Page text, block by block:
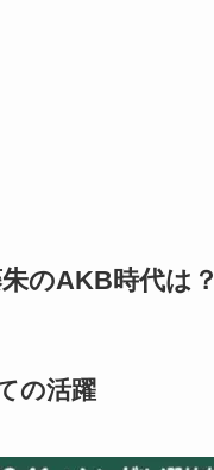
のAKB時代は？
の活躍